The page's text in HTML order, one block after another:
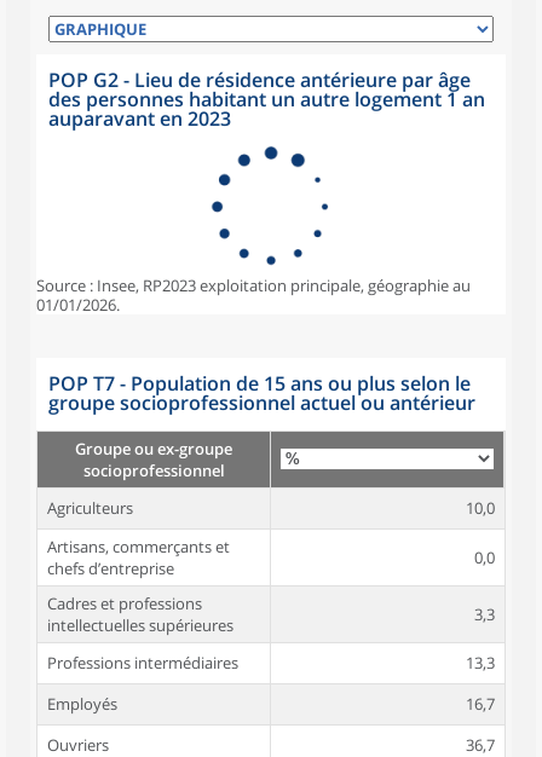
POP G2 - Lieu de résidence antérieure par âge
des personnes habitant un autre logement 1 an
auparavant en 2023
Source : Insee, RP2023 exploitation principale, géographie au
01/01/2026.
POP T7 - Population de 15 ans ou plus selon le
groupe socioprofessionnel actuel ou antérieur
Groupe ou ex-groupe
socioprofessionnel
Agriculteurs
10,0
Artisans, commerçants et
chefs d’entreprise
0,0
Cadres et professions
intellectuelles supérieures
3,3
Professions intermédiaires
13,3
Employés
16,7
Ouvriers
36,7